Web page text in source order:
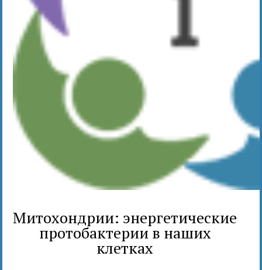
Митохондрии: энергетические
протобактерии в наших
клетках